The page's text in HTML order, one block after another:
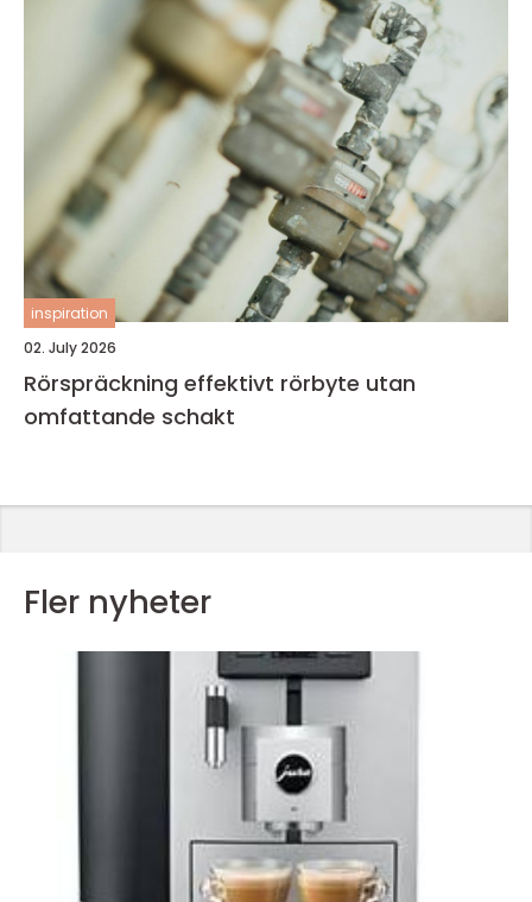
inspiration
02. July 2026
Rörspräckning effektivt rörbyte utan
omfattande schakt
Fler nyheter